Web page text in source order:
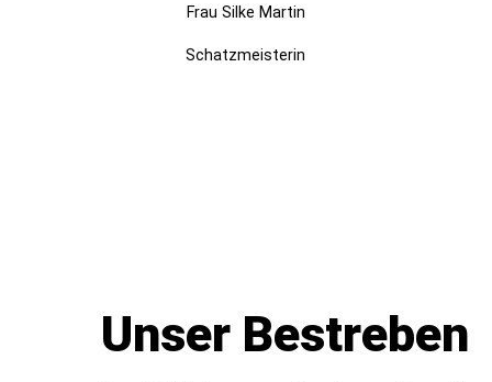
Frau Silke Martin
Schatzmeisterin
Unser Bestreben